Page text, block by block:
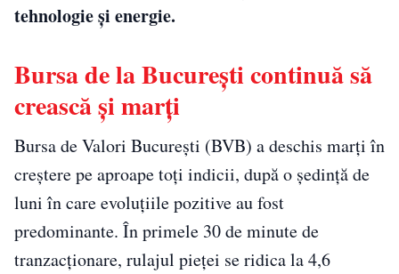
tehnologie și energie.
Bursa de la București continuă să
crească și marți
Bursa de Valori București (BVB) a deschis marți în
creștere pe aproape toți indicii, după o ședință de
luni în care evoluțiile pozitive au fost
predominante. În primele 30 de minute de
tranzacționare, rulajul pieței se ridica la 4,6